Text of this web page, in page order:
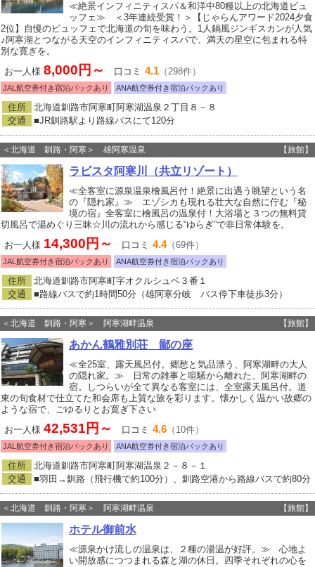
≪絶景インフィニティスパ＆和洋中80種以上の北海道ビュ
ッフェ≫ ＜3年連続受賞！＞【じゃらんアワード2024夕食
2位】自慢のビュッフェで北海道の旬を味わう。1人鍋風ジンギスカンが人気
♪阿寒湖とつながる天空のインフィニティスパで、満天の星空に包まれる特
別な寛ぎを。
お一人様 8,000円～ 口コミ 4.1 （298件）
JAL航空券付き宿泊パックあり ANA航空券付き宿泊パックあり
住所
北海道釧路市阿寒町阿寒湖温泉２丁目８－８
交通
■JR釧路駅より路線バスにて120分
＜北海道 釧路・阿寒＞ 雄阿寒温泉 【旅館】
ラビスタ阿寒川（共立リゾート）
≪全客室に源泉温泉檜風呂付！絶景に出遇う眺望という名
の『隠れ家』≫ エゾシカも現れる壮大な自然に佇む『秘
境の宿』全客室に檜風呂の温泉付！大浴場と３つの無料貸
切風呂で湯めぐり三昧☆川の流れから感じる“ゆらぎ”で非日常体験を。
お一人様 14,300円～ 口コミ 4.4（69件）
JAL航空券付き宿泊パックあり ANA航空券付き宿泊パックあり
住所
北海道釧路市阿寒町字オクルシュベ３番１
交通
■路線バスで約1時間50分（雄阿寒分岐 バス停下車徒歩3分）
＜北海道 釧路・阿寒＞ 阿寒湖畔温泉 【旅館】
あかん鶴雅別荘 鄙の座
≪全25室、露天風呂付。郷愁と気品漂う、阿寒湖畔の大人
の隠れ家。≫ 日常の雑事と喧騒から離れた、阿寒湖畔の
宿。しつらいが全て異なる客室には、全室露天風呂付。道
東の旬食材で仕立てた和会席も上質な旅を彩ります。懐かしく温かい故郷の
ような宿で、ごゆるりとお寛ぎ下さい
お一人様 42,531円～ 口コミ 4.6 （10件）
JAL航空券付き宿泊パックあり ANA航空券付き宿泊パックあり
住所
北海道釧路市阿寒町阿寒湖温泉２－８－１
交通
■羽田→釧路（飛行機で約100分）、釧路空港から路線バスで約80分
＜北海道 釧路・阿寒＞ 阿寒湖畔温泉 【旅館】
ホテル御前水
≪源泉かけ流しの温泉は、２種の湯温が好評。≫ 心地よ
い開放感につつまれる森と湖の休日。四季それぞれの心を